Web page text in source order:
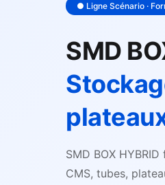
● Ligne Scénario ·
SMD
SMD BOX
CMS, tubes,